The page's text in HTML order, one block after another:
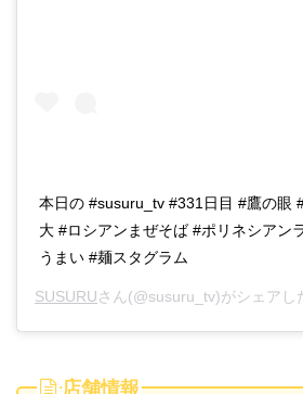
本日の #susuru_tv #331日目 #鷹の眼
大 #ロシアンまぜそば #ポリネシアン
うまい #麺スタグラム
SUSURUさん(@susuru_tv)がシェアし
店舗情報